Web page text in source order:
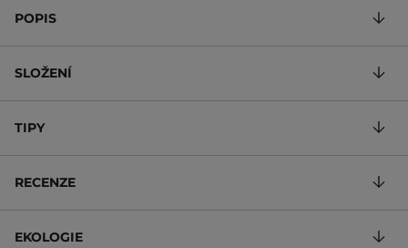
POPIS
SLOŽENÍ
TIPY
RECENZE
EKOLOGIE